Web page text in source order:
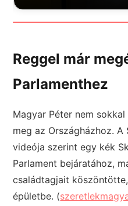
Reggel már
Parlamenthez
Magyar Péter nem
meg az Országházhoz.
videója szerint egy kék
Parlament bejáratához,
családtagjait
épületbe. (